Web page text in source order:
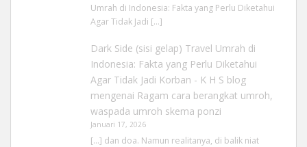
Umrah di Indonesia: Fakta yang Perlu Diketahui
Agar Tidak Jadi […]
Dark Side (sisi gelap) Travel Umrah di
Indonesia: Fakta yang Perlu Diketahui
Agar Tidak Jadi Korban - K H S blog
mengenai Ragam cara berangkat umroh,
waspada umroh skema ponzi
Januari 17, 2026
[…] dan doa. Namun realitanya, di balik niat